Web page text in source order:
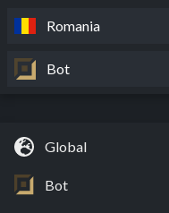
Romania
Bot
Global
Bot